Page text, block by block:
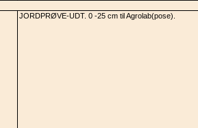
JORDPRØVE-UDT. 0 -25 cm til Agrolab(pose).